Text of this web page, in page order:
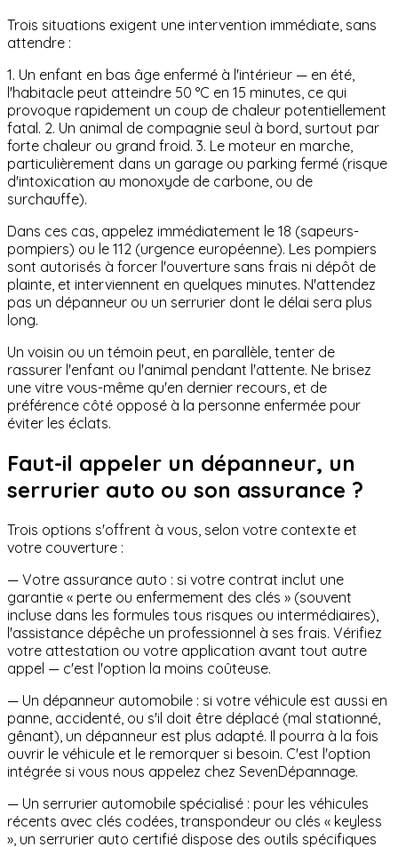
Trois situations exigent une intervention immédiate, sans
attendre :
1. Un enfant en bas âge enfermé à l'intérieur — en été,
l'habitacle peut atteindre 50 °C en 15 minutes, ce qui
provoque rapidement un coup de chaleur potentiellement
fatal. 2. Un animal de compagnie seul à bord, surtout par
forte chaleur ou grand froid. 3. Le moteur en marche,
particulièrement dans un garage ou parking fermé (risque
d'intoxication au monoxyde de carbone, ou de
surchauffe).
Dans ces cas, appelez immédiatement le 18 (sapeurs-
pompiers) ou le 112 (urgence européenne). Les pompiers
sont autorisés à forcer l'ouverture sans frais ni dépôt de
plainte, et interviennent en quelques minutes. N'attendez
pas un dépanneur ou un serrurier dont le délai sera plus
long.
Un voisin ou un témoin peut, en parallèle, tenter de
rassurer l'enfant ou l'animal pendant l'attente. Ne brisez
une vitre vous-même qu'en dernier recours, et de
préférence côté opposé à la personne enfermée pour
éviter les éclats.
Faut-il appeler un dépanneur, un
serrurier auto ou son assurance ?
Trois options s'offrent à vous, selon votre contexte et
votre couverture :
— Votre assurance auto : si votre contrat inclut une
garantie « perte ou enfermement des clés » (souvent
incluse dans les formules tous risques ou intermédiaires),
l'assistance dépêche un professionnel à ses frais. Vérifiez
votre attestation ou votre application avant tout autre
appel — c'est l'option la moins coûteuse.
— Un dépanneur automobile : si votre véhicule est aussi en
panne, accidenté, ou s'il doit être déplacé (mal stationné,
gênant), un dépanneur est plus adapté. Il pourra à la fois
ouvrir le véhicule et le remorquer si besoin. C'est l'option
intégrée si vous nous appelez chez SevenDépannage.
— Un serrurier automobile spécialisé : pour les véhicules
récents avec clés codées, transpondeur ou clés « keyless
», un serrurier auto certifié dispose des outils spécifiques